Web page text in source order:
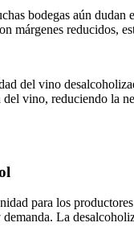
bodegas aún
márgenes reducidos,
del vino
vino, reduciendo la
para los
La